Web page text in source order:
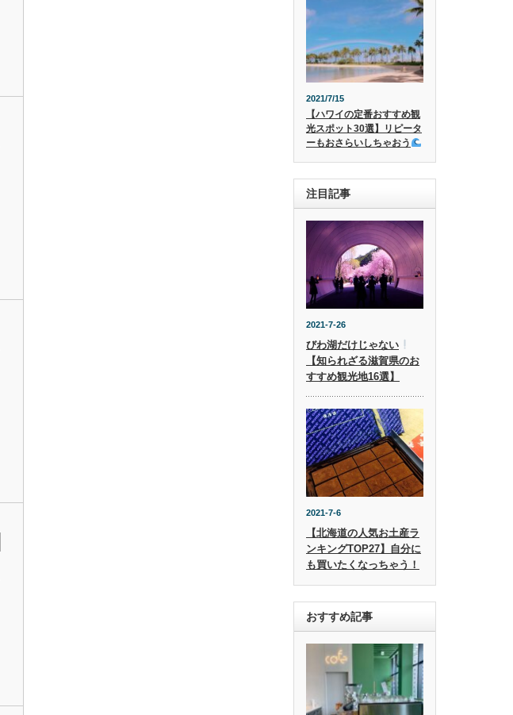
2021/7/15
【ハワイの定番おすすめ観
光スポット30選】リピータ
ーもおさらいしちゃおう
注目記事
2021-7-26
びわ湖だけじゃない
【知られざる滋賀県のお
すすめ観光地16選】
2021-7-6
【北海道の人気お土産ラ
ンキングTOP27】自分に
も買いたくなっちゃう！
おすすめ記事